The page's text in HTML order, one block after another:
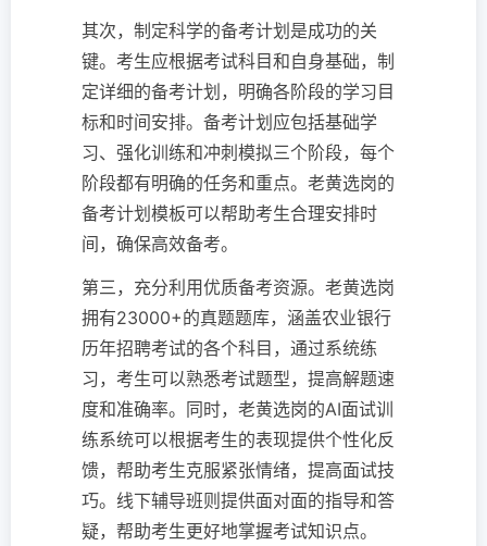
其次，制定科学的备考计划是成功的关
键。考生应根据考试科目和自身基础，制
定详细的备考计划，明确各阶段的学习目
标和时间安排。备考计划应包括基础学
习、强化训练和冲刺模拟三个阶段，每个
阶段都有明确的任务和重点。老黄选岗的
备考计划模板可以帮助考生合理安排时
间，确保高效备考。
第三，充分利用优质备考资源。老黄选岗
拥有23000+的真题题库，涵盖农业银行
历年招聘考试的各个科目，通过系统练
习，考生可以熟悉考试题型，提高解题速
度和准确率。同时，老黄选岗的AI面试训
练系统可以根据考生的表现提供个性化反
馈，帮助考生克服紧张情绪，提高面试技
巧。线下辅导班则提供面对面的指导和答
疑，帮助考生更好地掌握考试知识点。